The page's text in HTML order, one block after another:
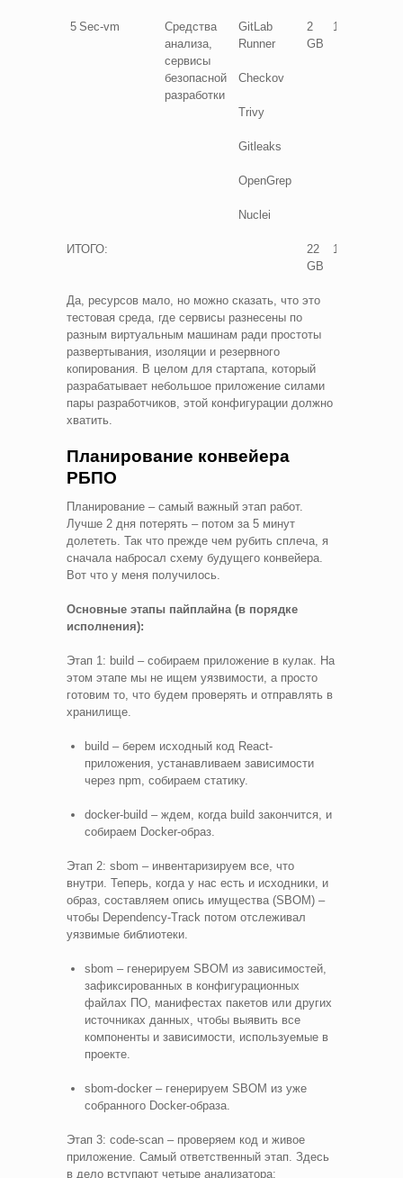
5 Sec-vm
Средства
анализа,
сервисы
безопасной
разработки
GitLab
Runner
Checkov
Trivy
Gitleaks
OpenGrep
Nuclei
2
GB
1
ИТОГО:
22
GB
12
Да, ресурсов мало, но можно сказать, что это
тестовая среда, где сервисы разнесены по
разным виртуальным машинам ради простоты
развертывания, изоляции и резервного
копирования. В целом для стартапа, который
разрабатывает небольшое приложение силами
пары разработчиков, этой конфигурации должно
хватить.
Планирование конвейера
РБПО
Планирование – самый важный этап работ.
Лучше 2 дня потерять – потом за 5 минут
долететь. Так что прежде чем рубить сплеча, я
сначала набросал схему будущего конвейера.
Вот что у меня получилось.
Основные этапы пайплайна (в порядке
исполнения):
Этап 1: build – собираем приложение в кулак. На
этом этапе мы не ищем уязвимости, а просто
готовим то, что будем проверять и отправлять в
хранилище.
build – берем исходный код React-
приложения, устанавливаем зависимости
через npm, собираем статику.
docker-build – ждем, когда build закончится, и
собираем Docker-образ.
Этап 2: sbom – инвентаризируем все, что
внутри. Теперь, когда у нас есть и исходники, и
образ, составляем опись имущества (SBOM) –
чтобы Dependency-Track потом отслеживал
уязвимые библиотеки.
sbom – генерируем SBOM из зависимостей,
зафиксированных в конфигурационных
файлах ПО, манифестах пакетов или других
источниках данных, чтобы выявить все
компоненты и зависимости, используемые в
проекте.
sbom-docker – генерируем SBOM из уже
собранного Docker-образа.
Этап 3: code-scan – проверяем код и живое
приложение. Самый ответственный этап. Здесь
в дело вступают четыре анализатора: